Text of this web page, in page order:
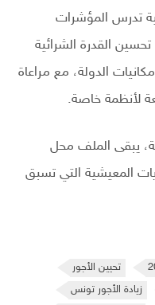
تدرس المؤشرات
القدرة الشرائية
الدولة، مع مراعاة
لأنظمة خاصة.
يبقى الملف محل
المعيشية التي تسبق
تحيين الأجور
زيادة الأجور تونس